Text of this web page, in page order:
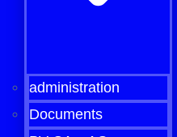
administration
Documents